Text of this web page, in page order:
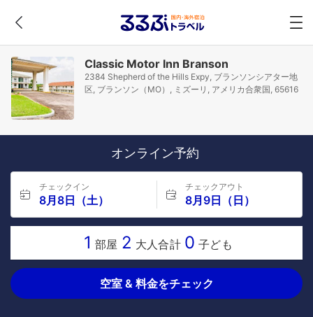
Classic Motor Inn Branson
2384 Shepherd of the Hills Expy, ブランソンシアター地
区, ブランソン（MO）, ミズーリ, アメリカ合衆国, 65616
オンライン予約
チェックイン
8月8日（土）
チェックアウト
8月9日（日）
1 部屋 2 大人合計 0 子ども
空室 & 料金をチェック